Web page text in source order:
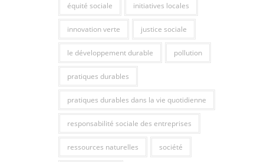
équité sociale initiatives locales
innovation verte justice sociale
le développement durable pollution
pratiques durables
pratiques durables dans la vie quotidienne
responsabilité sociale des entreprises
ressources naturelles société